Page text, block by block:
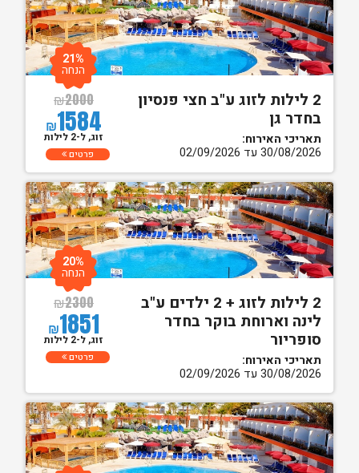
2 לילות לזוג ע"ב חצי פנסיון
בחדר גן
תאריכי האירוח:
30/08/2026 עד 02/09/2026
₪2000
₪1584
21%
הנחה
זוג, ל-2 לילות
פרטים
2 לילות לזוג + 2 ילדים ע"ב
לינה וארוחת בוקר בחדר
סופריור
תאריכי האירוח:
30/08/2026 עד 02/09/2026
₪2300
₪1851
20%
הנחה
זוג, ל-2 לילות
פרטים